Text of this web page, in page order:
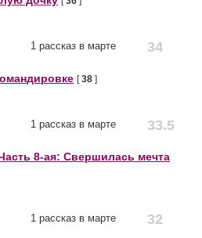
1 рассказ в марте 34
[38 ]
1 рассказ в марте 33.5
8-ая: Свершилась мечта
1 рассказ в марте 32